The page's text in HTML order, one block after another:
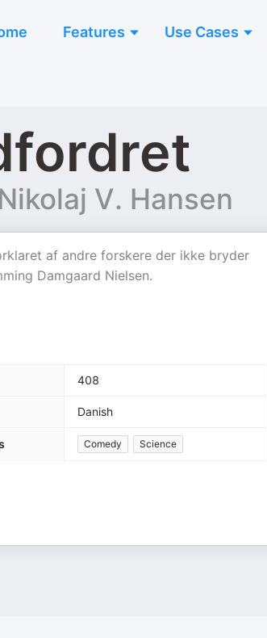
Features Use Cases
V. Hansen
af andre forskere der ikke bryder
Damgaard Nielsen.
408
Danish
Comedy Science